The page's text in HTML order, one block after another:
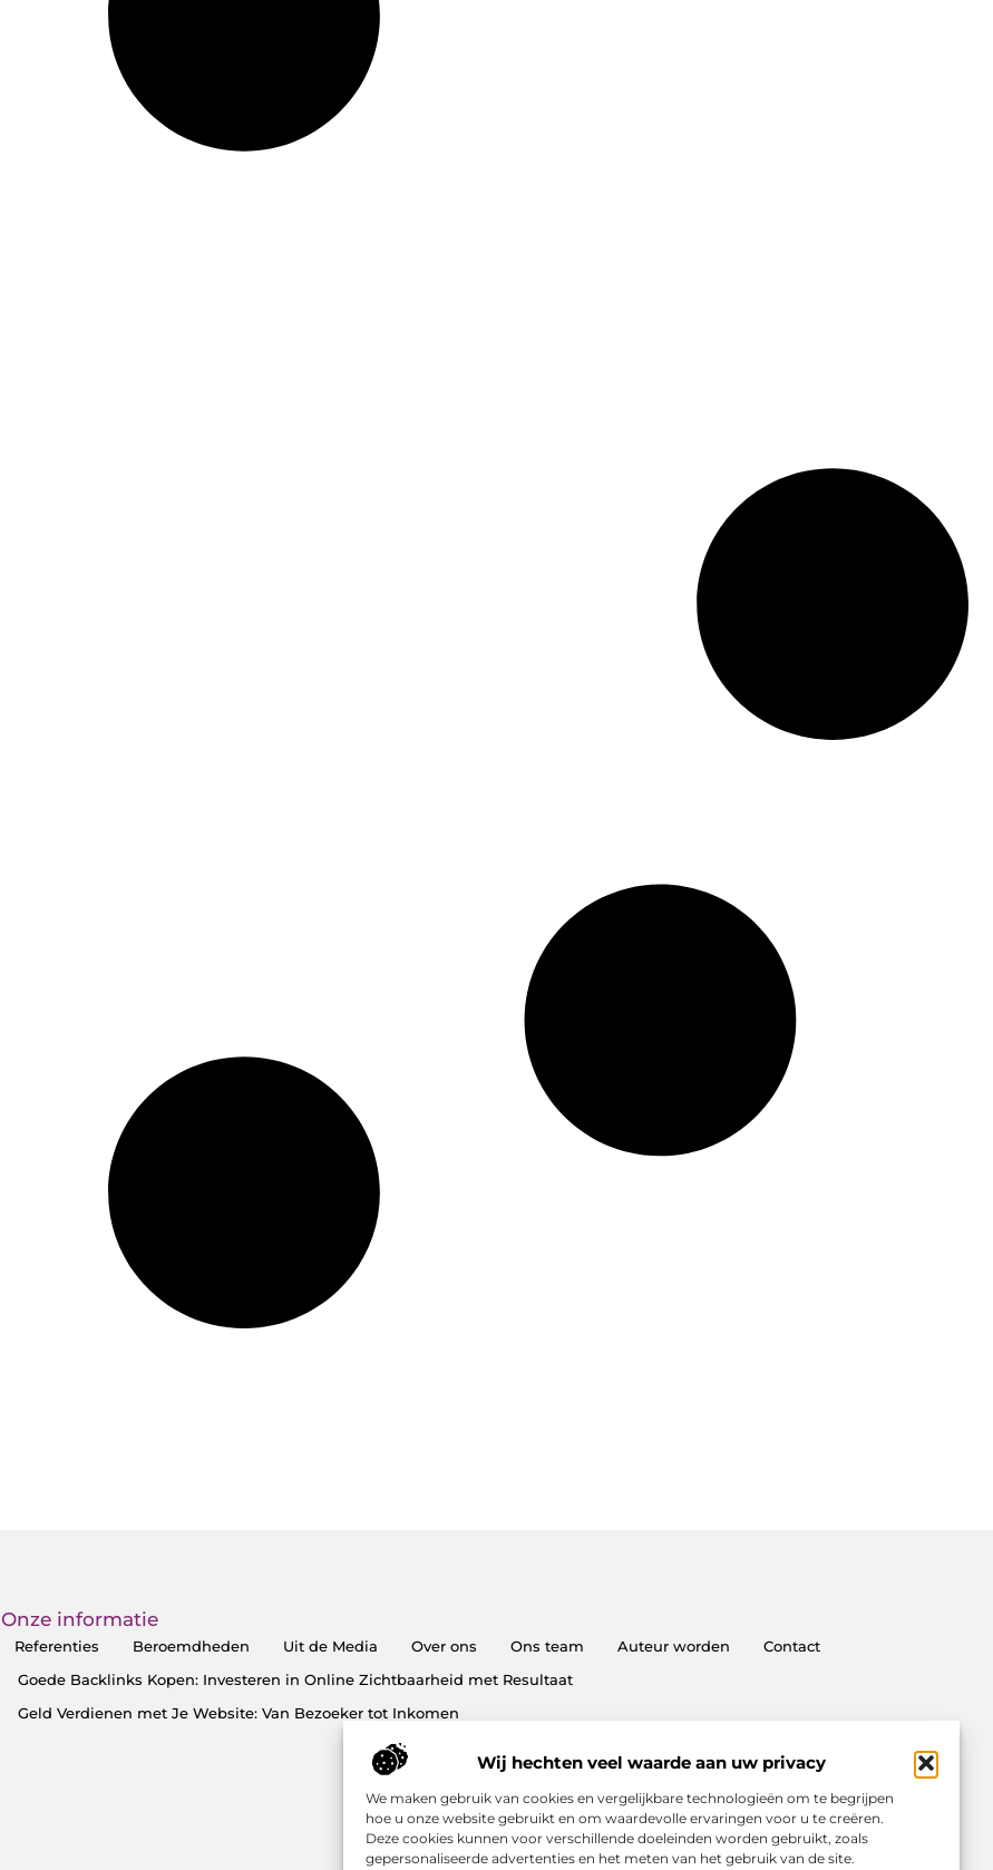
Wij hechten veel waarde aan uw privacy
We maken gebruik van cookies en vergelijkbare technologieën om te begrijpen
hoe u onze website gebruikt en om waardevolle ervaringen voor u te creëren.
Deze cookies kunnen voor verschillende doeleinden worden gebruikt, zoals
gepersonaliseerde advertenties en het meten van het gebruik van de site.
Onze informatie
Referenties Beroemdheden Uit de Media Over ons Ons team Auteur worden
Contact
Goede Backlinks Kopen: Investeren in Online Zichtbaarheid met Resultaat
Geld Verdienen met Je Website: Van Bezoeker tot Inkomen